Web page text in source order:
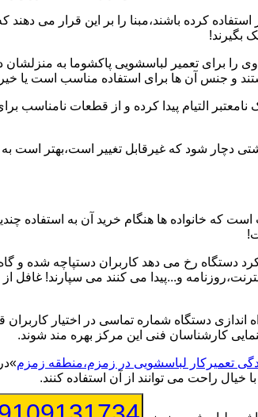
کرده باشند،مبنا را بر این قرار می
بگیرند!
وی را برای تعمیر لباسشویی پاکشوما به
و جنس آن ها برای استفاده مناسب است یا
التیام پیدا کرده و از قطعات نامناسب
دچار شود که غیرقابل تغییر است،بهتر است
که خانواده ها هنگام خرید آن به استفاده
دستگاه رخ می دهد کاربران دستپاچه شده و
و...پیدا می کنند می سپارند!
اندازی دستگاه شماره تماسی در اختیار
کارشناسان فنی این مرکز بهره مند شوند.
تعمیرکار لباسشویی در زمزم،منطقه زمزم
راحت می توانند از آن استفاده کنند.